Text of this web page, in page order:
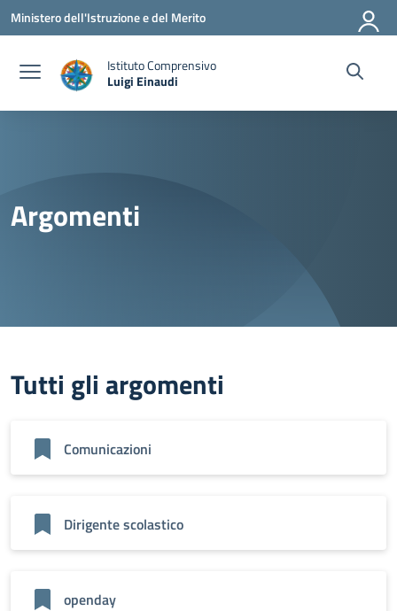
Vai ai contenuti
Vai al menu di navigazione
Vai al footer
Ministero dell'Istruzione e del Merito
Istituto Comprensivo
Luigi Einaudi
— Visita la pagina iniziale della scuola
Argomenti
Tutti gli argomenti
Comunicazioni
Dirigente scolastico
openday